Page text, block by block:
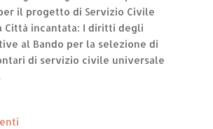
il progetto di Servizio Civile
Città incantata: I diritti degli
al Bando per la selezione di
di servizio civile universale